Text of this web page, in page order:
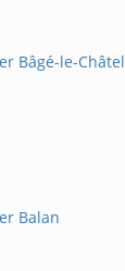
Bâgé-le-Châtel
Balan